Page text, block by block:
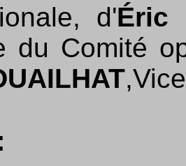
d'Éric
du Comité